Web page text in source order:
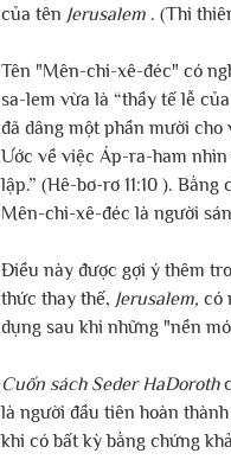
của tên Jerusalem . (Thi
Tên "Mên-chi-xê-đéc" có
sa-lem vừa là “thầy tế lễ
đã dâng một phần mười
Ước về việc Áp-ra-ham
lập.” (Hê-bơ-rơ 11:10 ).
Mên-chi-xê-đéc là người
Điều này được gợi ý thêm
thức thay thế, Jerusalem, có
dụng sau khi những "nền
Cuốn sách Seder HaDoroth
là người đầu tiên hoàn
khi có bất kỳ bằng chứng